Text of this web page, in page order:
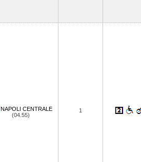
NAPOLI CENTRALE
(04.55)
1